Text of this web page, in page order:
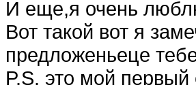
И еще,я очень
Вот такой вот я
предложеньеце
P.S. это мой первый